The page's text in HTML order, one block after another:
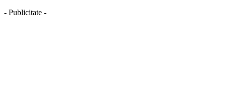
- Publicitate -